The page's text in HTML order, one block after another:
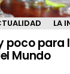
LA
poco para
Mundo